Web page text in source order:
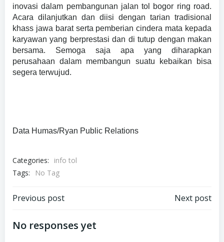
inovasi dalam pembangunan jalan tol bogor ring road.
Acara dilanjutkan dan diisi dengan tarian tradisional
khass jawa barat serta pemberian cindera mata kepada
karyawan yang berprestasi dan di tutup dengan makan
bersama. Semoga saja apa yang diharapkan
perusahaan dalam membangun suatu kebaikan bisa
segera terwujud.
Data Humas/Ryan Public Relations
Categories:
info tol
Tags:
No Tag
Navigasi
pos
Previous post
NavigasiNext post
No responses yet